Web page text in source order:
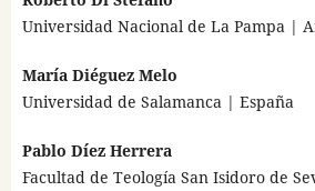
Universidad Nacional de La Pampa |
María Diéguez Melo
Universidad de Salamanca | España
Pablo Díez Herrera
Facultad de Teología San Isidoro de